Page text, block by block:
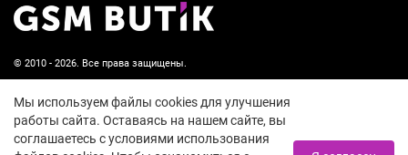
© 2010 - 2026. Все права защищены.
Пользовательское соглашение и политика
конфиденциальности
Мы используем файлы cookies для улучшения
работы сайта. Оставаясь на нашем сайте, вы
соглашаетесь с условиями использования